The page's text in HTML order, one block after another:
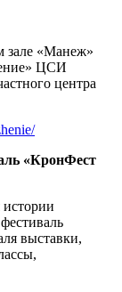
зале «Манеж»
ЦСИ
центра
«КронФест
выставки,